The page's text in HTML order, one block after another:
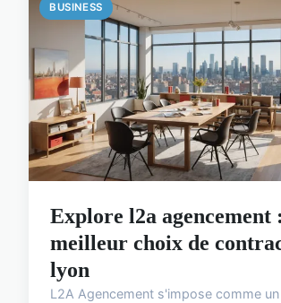
BUSINESS
Explore l2a agencement
meilleur choix de
lyon
L2A Agencement s'impose comme